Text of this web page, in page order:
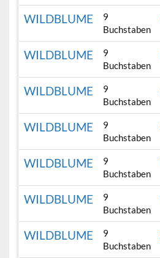
WILDBLUME
9
Buchstaben
WILDBLUME
9
Buchstaben
WILDBLUME
9
Buchstaben
WILDBLUME
9
Buchstaben
WILDBLUME
9
Buchstaben
WILDBLUME
9
Buchstaben
WILDBLUME
9
Buchstaben